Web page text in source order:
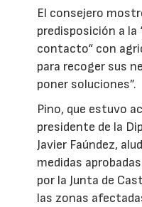
El consejero
predisposición a
contacto“ con
para recoger sus
poner soluciones”.
Pino, que estuvo
presidente de la
Javier Faúndez,
medidas
por la Junta de
las zonas